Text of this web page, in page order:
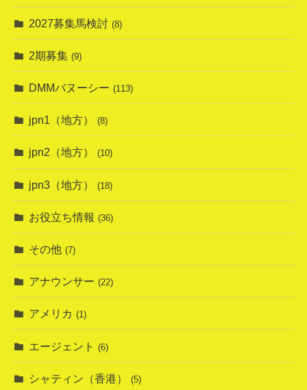
2027募集馬検討 (8)
2期募集 (9)
DMMバヌーシー (113)
jpn1（地方） (8)
jpn2（地方） (10)
jpn3（地方） (18)
お役立ち情報 (36)
その他 (7)
アナウンサー (22)
アメリカ (1)
エージェント (6)
シャティン（香港） (5)